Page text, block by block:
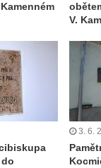
Ferdinanda
Josefa Jungmanna na
Jezuitské ulici v
Josefa Roeslera na
Gotharda v
Kamila Hilberta na
V.
3. 6.